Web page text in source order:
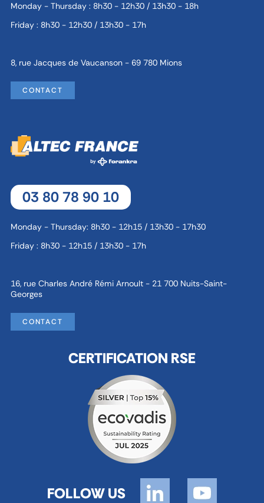
Monday - Thursday : 8h30 - 12h30 / 13h30 - 18h
Friday : 8h30 - 12h30 / 13h30 - 17h
8, rue Jacques de Vaucanson - 69 780 Mions
CONTACT
03 80 78 90 10
Monday - Thursday: 8h30 - 12h15 / 13h30 - 17h30
Friday : 8h30 - 12h15 / 13h30 - 17h
16, rue Charles André Rémi Arnoult - 21 700 Nuits-Saint-
Georges
CONTACT
CERTIFICATION RSE
FOLLOW US